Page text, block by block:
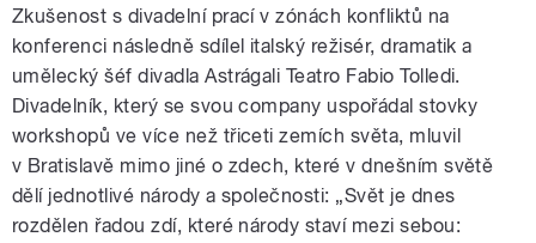
Zkušenost s divadelní prací v zónách konfliktů na
konferenci následně sdílel italský režisér, dramatik a
umělecký šéf divadla Astrágali Teatro Fabio Tolledi.
Divadelník, který se svou company uspořádal stovky
workshopů ve více než třiceti zemích světa, mluvil
v Bratislavě mimo jiné o zdech, které v dnešním světě
dělí jednotlivé národy a společnosti: „Svět je dnes
rozdělen řadou zdí, které národy staví mezi sebou: